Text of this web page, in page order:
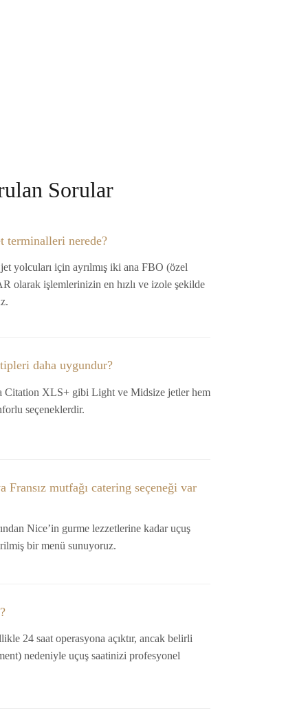
Sorular
terminalleri nerede?
yolcuları için ayrılmış iki ana FBO (özel
olarak işlemlerinizin en hızlı ve izole şekilde
daha uygundur?
Citation XLS+ gibi Light ve Midsize jetler hem
seçeneklerdir.
Fransız mutfağı catering seçeneği var
Nice’in gurme lezzetlerine kadar uçuş
bir menü sunuyoruz.
24 saat operasyona açıktır, ancak belirli
nedeniyle uçuş saatinizi profesyonel